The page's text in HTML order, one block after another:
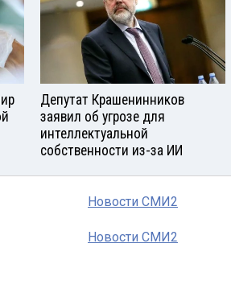
Депутат Крашенинников
заявил об угрозе для
интеллектуальной
собственности из-за ИИ
Новости СМИ2
Новости СМИ2